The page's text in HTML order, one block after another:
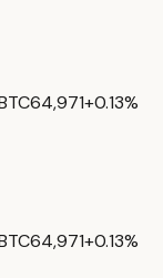
64,971+0.13%
64,971+0.13%